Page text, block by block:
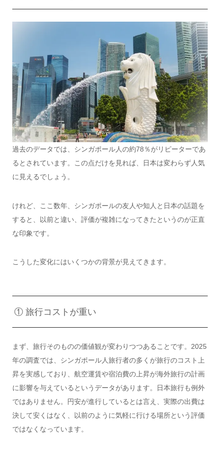
過去のデータでは、シンガポール人の約78％がリピーターであ
るとされています。この点だけを見れば、日本は変わらず人気
に見えるでしょう。
けれど、ここ数年、シンガポールの友人や知人と日本の話題を
すると、以前と違い、評価が複雑になってきたというのが正直
な印象です。
こうした変化にはいくつかの背景が見えてきます。
① 旅行コストが重い
まず、旅行そのものの価値観が変わりつつあることです。2025
年の調査では、シンガポール人旅行者の多くが旅行のコスト上
昇を実感しており、航空運賃や宿泊費の上昇が海外旅行の計画
に影響を与えているというデータがあります。日本旅行も例外
ではありません。円安が進行しているとは言え、実際の出費は
決して安くはなく、以前のように気軽に行ける場所という評価
ではなくなっています。